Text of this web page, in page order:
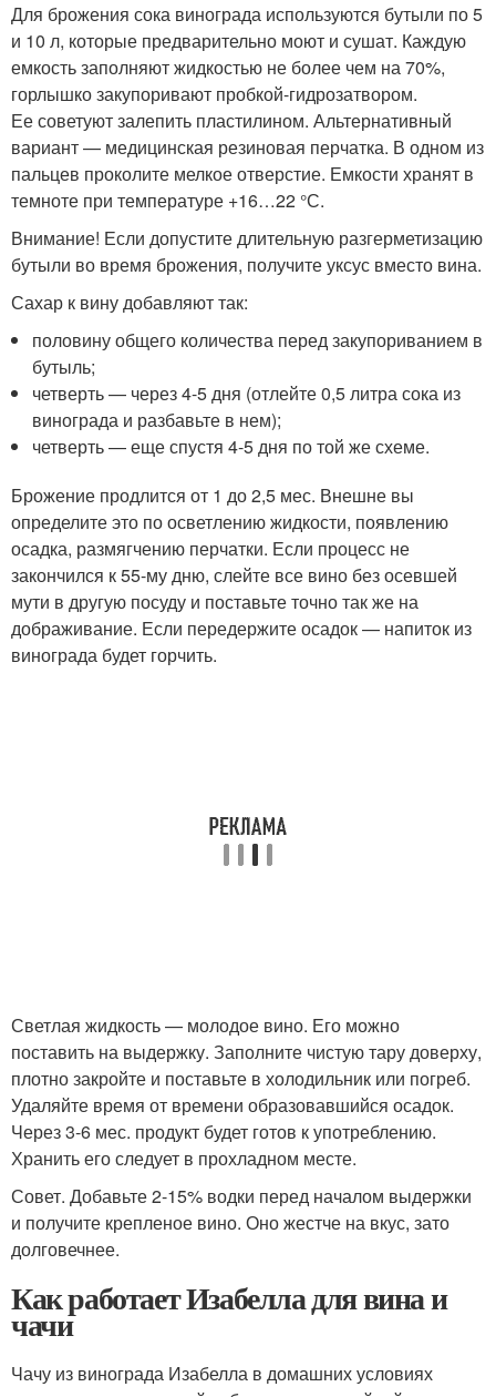
Для брожения сока винограда используются бутыли по 5
и 10 л, которые предварительно моют и сушат. Каждую
емкость заполняют жидкостью не более чем на 70%,
горлышко закупоривают пробкой-гидрозатвором.
Ее советуют залепить пластилином. Альтернативный
вариант — медицинская резиновая перчатка. В одном из
пальцев проколите мелкое отверстие. Емкости хранят в
темноте при температуре +16…22 °С.
Внимание! Если допустите длительную разгерметизацию
бутыли во время брожения, получите уксус вместо вина.
Сахар к вину добавляют так:
половину общего количества перед закупориванием в
бутыль;
четверть — через 4-5 дня (отлейте 0,5 литра сока из
винограда и разбавьте в нем);
четверть — еще спустя 4-5 дня по той же схеме.
Брожение продлится от 1 до 2,5 мес. Внешне вы
определите это по осветлению жидкости, появлению
осадка, размягчению перчатки. Если процесс не
закончился к 55-му дню, слейте все вино без осевшей
мути в другую посуду и поставьте точно так же на
дображивание. Если передержите осадок — напиток из
винограда будет горчить.
Светлая жидкость — молодое вино. Его можно
поставить на выдержку. Заполните чистую тару доверху,
плотно закройте и поставьте в холодильник или погреб.
Удаляйте время от времени образовавшийся осадок.
Через 3-6 мес. продукт будет готов к употреблению.
Хранить его следует в прохладном месте.
Совет. Добавьте 2-15% водки перед началом выдержки
и получите крепленое вино. Оно жестче на вкус, зато
долговечнее.
Как работает Изабелла для вина и
чачи
Чачу из винограда Изабелла в домашних условиях